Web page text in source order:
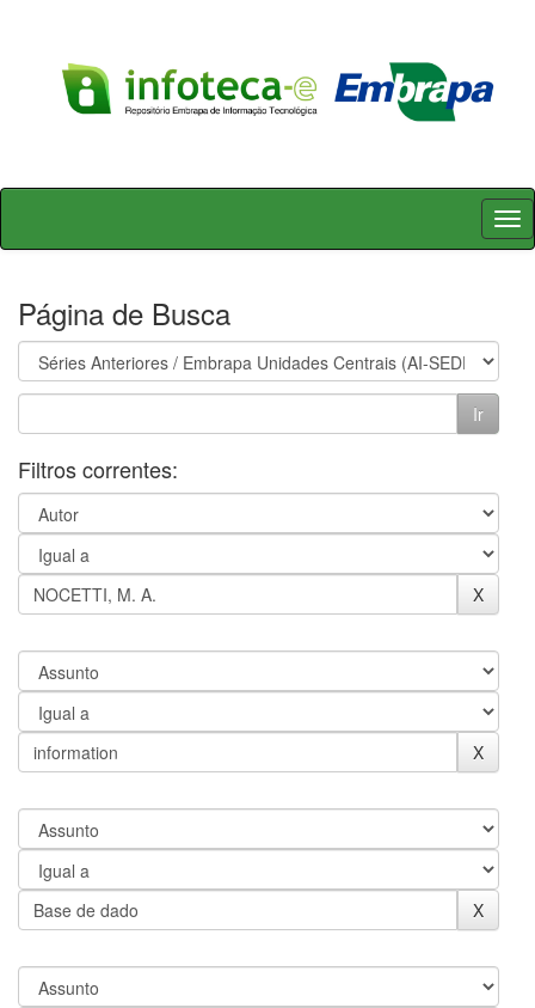
Skip
Página de Busca
Filtros correntes: